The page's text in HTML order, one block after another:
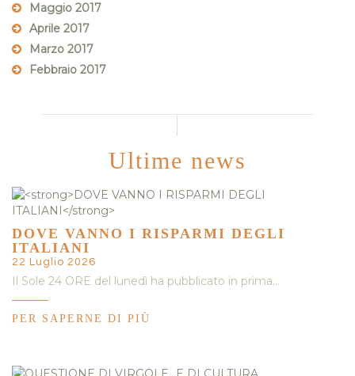
Maggio 2017
Aprile 2017
Marzo 2017
Febbraio 2017
Ultime news
DOVE VANNO I RISPARMI DEGLI
ITALIANI
22 Luglio 2026
Il Sole 24 ORE del lunedì ha pubblicato in prima…
PER SAPERNE DI PIÙ